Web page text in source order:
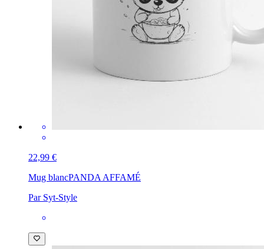
22,99 €
Mug blancPANDA AFFAMÉ
Par Syt-Style